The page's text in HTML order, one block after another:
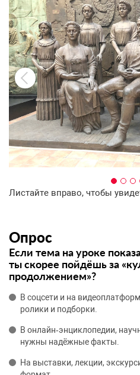
Листайте вправо, чтобы
Опрос
Если тема на уроке
ты скорее пойдёшь за
продолжением»?
В соцсети и на
ролики и подборки.
В онлайн‑энциклопедии,
нужны надёжные факты.
На выставки, лекции,